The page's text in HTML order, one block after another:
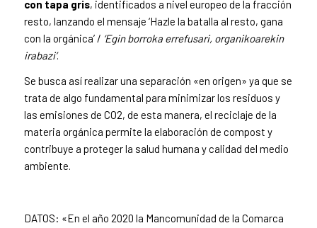
con tapa gris, identificados a nivel europeo de la fracción
resto, lanzando el mensaje ‘Hazle la batalla al resto, gana
con la orgánica’ / ‘Egin borroka errefusari, organikoarekin
irabazi’.
Se busca así realizar una separación «en origen» ya que se
trata de algo fundamental para minimizar los residuos y
las emisiones de CO2, de esta manera, el reciclaje de la
materia orgánica permite la elaboración de compost y
contribuye a proteger la salud humana y calidad del medio
ambiente.
DATOS: «En el año 2020 la Mancomunidad de la Comarca